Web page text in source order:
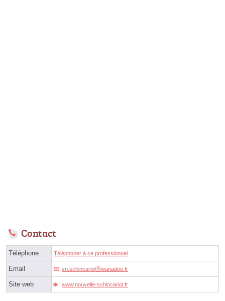
Contact
Téléphone Téléphoner à ce professionnel
Email sn.schincariolⓐwanadoo.fr
Site web www.nouvelle-schincariol.fr